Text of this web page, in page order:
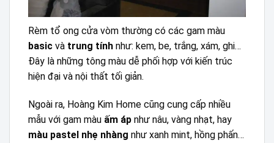
Rèm tổ ong cửa vòm thường có các gam màu
basic và trung tính như: kem, be, trắng, xám, ghi…
Đây là những tông màu dễ phối hợp với kiến trúc
hiện đại và nội thất tối giản.
Ngoài ra, Hoàng Kim Home cũng cung cấp nhiều
mẫu với gam màu ấm áp như nâu, vàng nhạt, hay
màu pastel nhẹ nhàng như xanh mint, hồng phấn…